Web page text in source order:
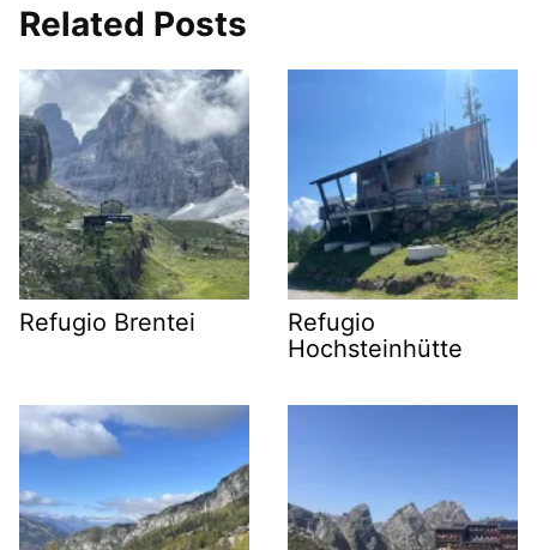
Related Posts
Refugio Brentei
Refugio
Hochsteinhütte